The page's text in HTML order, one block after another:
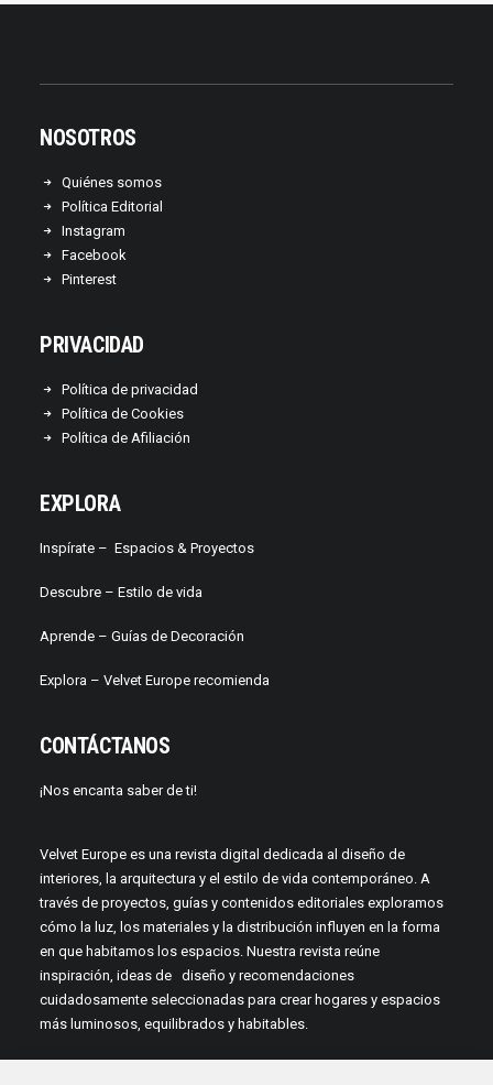
NOSOTROS
Quiénes somos
Política Editorial
Instagram
Facebook
Pinterest
PRIVACIDAD
Política de privacidad
Política de Cookies
Política de Afiliación
EXPLORA
Inspírate – Espacios & Proyectos
Descubre – Estilo de vida
Aprende – Guías de Decoración
Explora – Velvet Europe recomienda
CONTÁCTANOS
¡Nos encanta saber de ti!
Velvet Europe es una revista digital dedicada al diseño de
interiores, la arquitectura y el estilo de vida contemporáneo. A
través de proyectos, guías y contenidos editoriales exploramos
cómo la luz, los materiales y la distribución influyen en la forma
en que habitamos los espacios. Nuestra revista reúne
inspiración, ideas de diseño y recomendaciones
cuidadosamente seleccionadas para crear hogares y espacios
más luminosos, equilibrados y habitables.